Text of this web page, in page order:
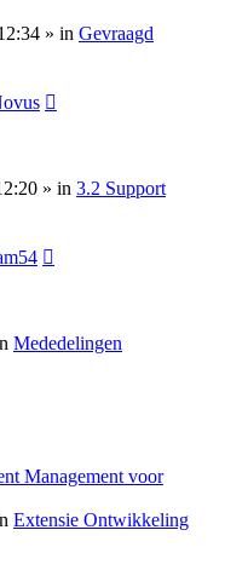
» in Gevraagd
» in 3.2 Support
Mededelingen
Management voor
Extensie Ontwikkeling